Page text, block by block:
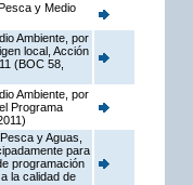
y Medio
Ambiente, por
local, Acción
(BOC 58,
Ambiente, por
Programa
y Aguas,
para
programación
la calidad de